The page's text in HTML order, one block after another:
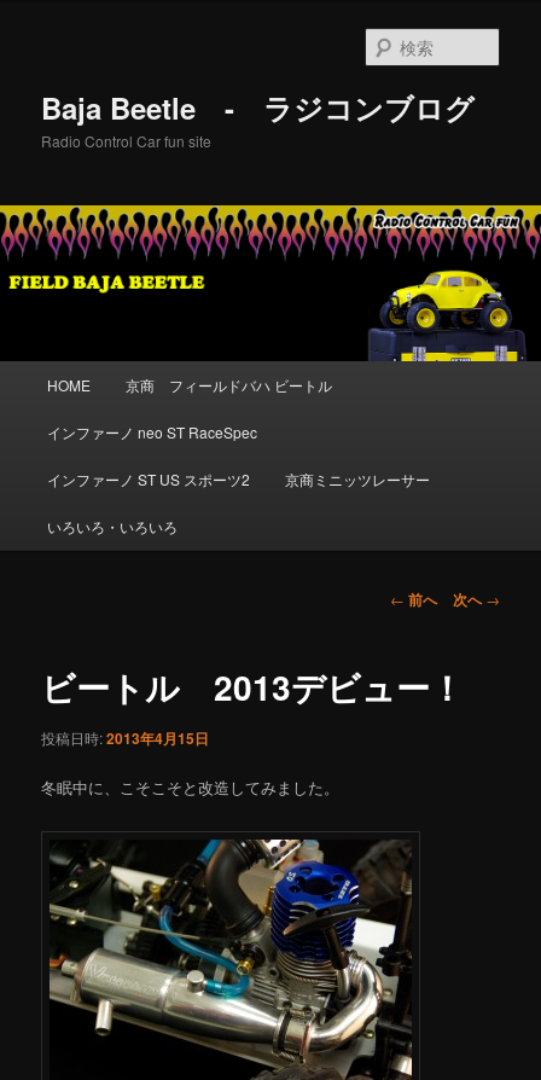
へ
移
動
Baja Beetle - ラジコンブログ
Radio Control Car fun site
索
HOME 京商 フィールドバハ ビートル
インファーノ neo ST RaceSpec
インファーノ ST US スポーツ2 京商ミニッツレーサー
いろいろ・いろいろ
投
ゲ
← 前へ 次へ→
ビートル 2013デビュー！
投稿日時:2013年4月15日
冬眠中に、こそこそと改造してみました。